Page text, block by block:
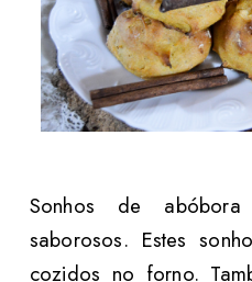
Sonhos de
saborosos. Estes
cozidos no forno.